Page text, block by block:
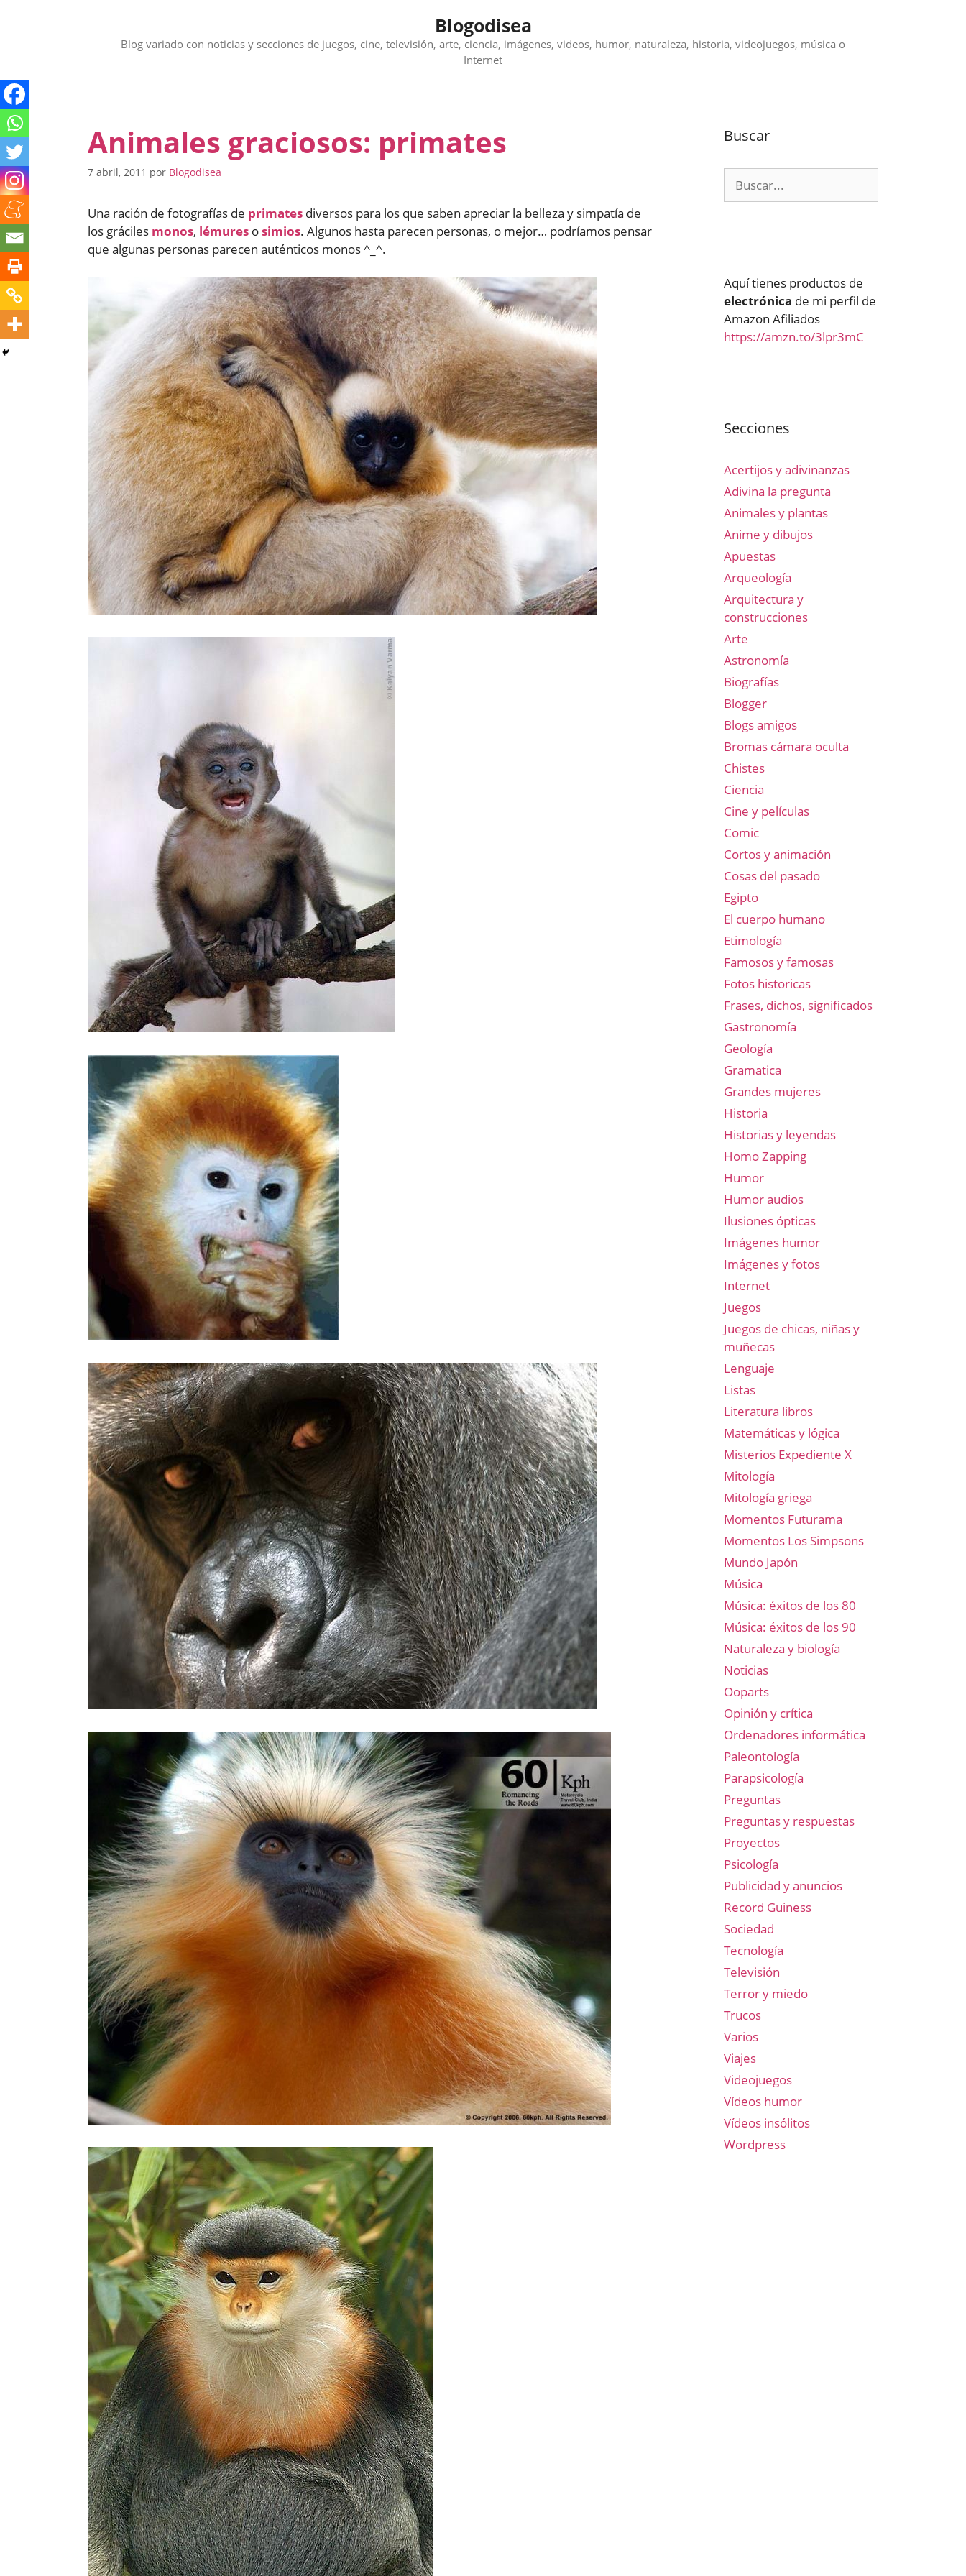
Blogodisea
Blog variado con noticias y secciones de juegos, cine, televisión, arte, ciencia, imágenes, videos, humor, naturaleza, historia, videojuegos, música o
Internet
Animales graciosos: primates
7 abril, 2011 por Blogodisea
Una ración de fotografías de primates diversos para los que saben apreciar la belleza y simpatía de
los gráciles monos, lémures osimios. Algunos hasta parecen personas, o mejor… podríamos pensar
que algunas personas parecen auténticos monos ^_^.
Buscar
Aquí tienes productos de
electrónica de mi perfil de
Amazon Afiliados
https://amzn.to/3lpr3mC
Secciones
Acertijos y adivinanzas
Adivina la pregunta
Animales y plantas
Anime y dibujos
Apuestas
Arqueología
Arquitectura y
construcciones
Arte
Astronomía
Biografías
Blogger
Blogs amigos
Bromas cámara oculta
Chistes
Ciencia
Cine y películas
Comic
Cortos y animación
Cosas del pasado
Egipto
El cuerpo humano
Etimología
Famosos y famosas
Fotos historicas
Frases, dichos, significados
Gastronomía
Geología
Gramatica
Grandes mujeres
Historia
Historias y leyendas
Homo Zapping
Humor
Humor audios
Ilusiones ópticas
Imágenes humor
Imágenes y fotos
Internet
Juegos
Juegos de chicas, niñas y
muñecas
Lenguaje
Listas
Literatura libros
Matemáticas y lógica
Misterios Expediente X
Mitología
Mitología griega
Momentos Futurama
Momentos Los Simpsons
Mundo Japón
Música
Música: éxitos de los 80
Música: éxitos de los 90
Naturaleza y biología
Noticias
Ooparts
Opinión y crítica
Ordenadores informática
Paleontología
Parapsicología
Preguntas
Preguntas y respuestas
Proyectos
Psicología
Publicidad y anuncios
Record Guiness
Sociedad
Tecnología
Televisión
Terror y miedo
Trucos
Varios
Viajes
Videojuegos
Vídeos humor
Vídeos insólitos
Wordpress